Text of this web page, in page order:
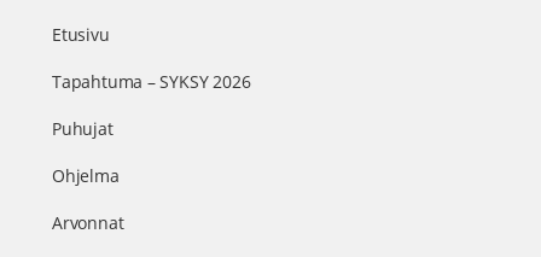
Etusivu
Tapahtuma – SYKSY 2026
Puhujat
Ohjelma
Arvonnat